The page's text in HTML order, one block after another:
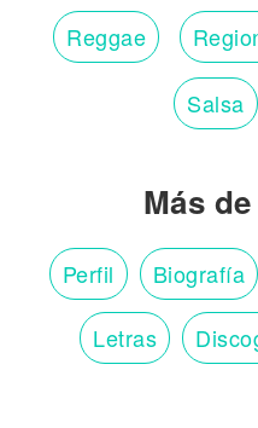
Reggae
Salsa
Más
Perfil Biografía
Letras